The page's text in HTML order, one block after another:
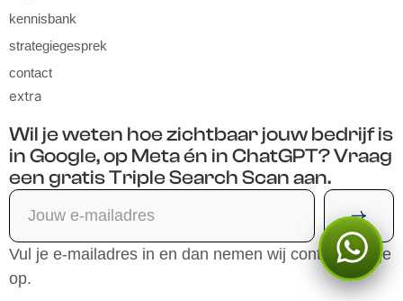
kennisbank
strategiegesprek
contact
extra
Wil je weten hoe zichtbaar jouw bedrijf is
in Google, op Meta én in ChatGPT? Vraag
een gratis Triple Search Scan aan.
Vul je e-mailadres in en dan nemen wij contact met je
op.
Kan ik je ergens mee
helpen?